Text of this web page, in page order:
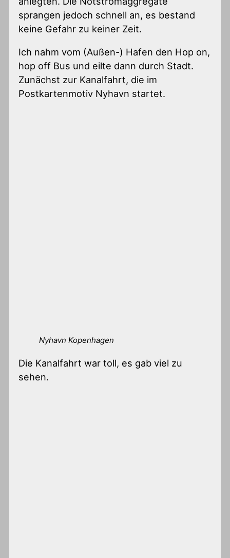
sprangen jedoch schnell an, es bestand
keine Gefahr zu keiner Zeit.
Ich nahm vom (Außen-) Hafen den Hop on,
hop off Bus und eilte dann durch Stadt.
Zunächst zur Kanalfahrt, die im
Postkartenmotiv Nyhavn startet.
Nyhavn Kopenhagen
Die Kanalfahrt war toll, es gab viel zu
sehen.